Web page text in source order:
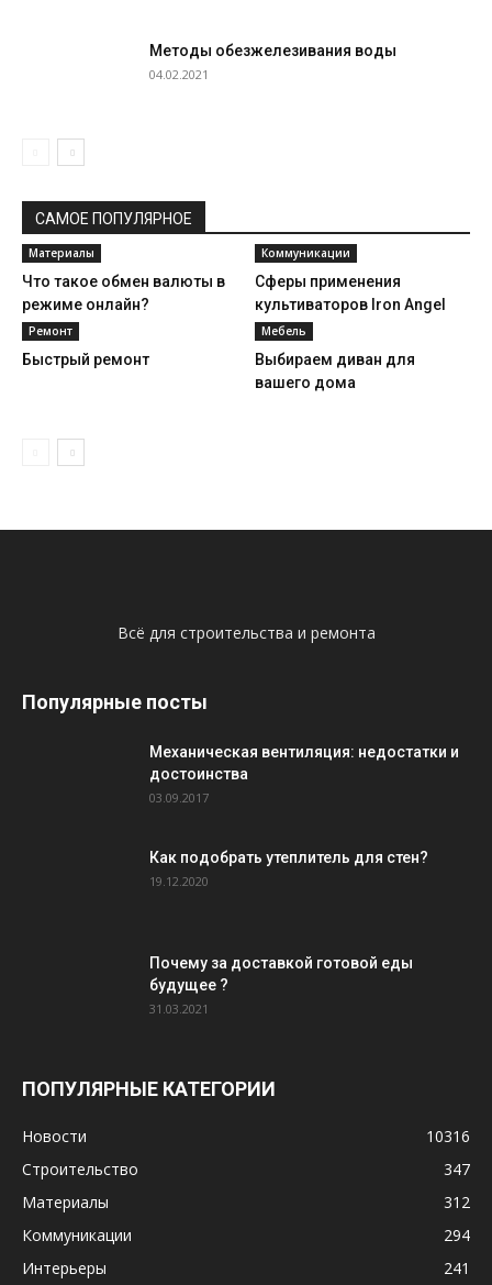
Методы обезжелезивания воды
04.02.2021
САМОЕ ПОПУЛЯРНОЕ
Материалы
Что такое обмен валюты в
режиме онлайн?
Коммуникации
Сферы применения
культиваторов Iron Angel
Ремонт
Быстрый ремонт
Мебель
Выбираем диван для
вашего дома
Всё для строительства и ремонта
Популярные посты
Механическая вентиляция: недостатки и
достоинства
03.09.2017
Как подобрать утеплитель для стен?
19.12.2020
Почему за доставкой готовой еды
будущее ?
31.03.2021
ПОПУЛЯРНЫЕ КАТЕГОРИИ
Новости
10316
Строительство
347
Материалы
312
Коммуникации
294
Интерьеры
241